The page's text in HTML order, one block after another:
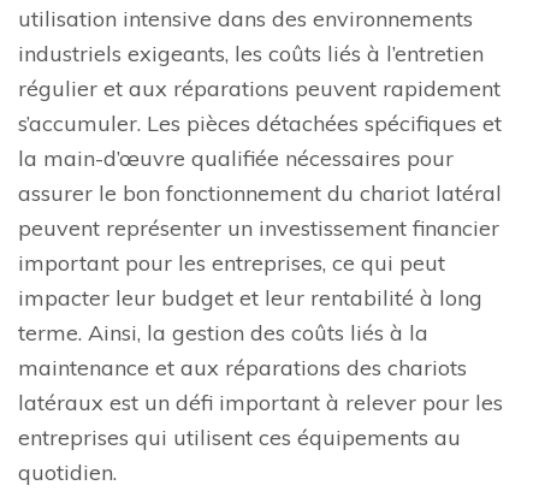
utilisation intensive dans des environnements
industriels exigeants, les coûts liés à l’entretien
régulier et aux réparations peuvent rapidement
s’accumuler. Les pièces détachées spécifiques et
la main-d’œuvre qualifiée nécessaires pour
assurer le bon fonctionnement du chariot latéral
peuvent représenter un investissement financier
important pour les entreprises, ce qui peut
impacter leur budget et leur rentabilité à long
terme. Ainsi, la gestion des coûts liés à la
maintenance et aux réparations des chariots
latéraux est un défi important à relever pour les
entreprises qui utilisent ces équipements au
quotidien.